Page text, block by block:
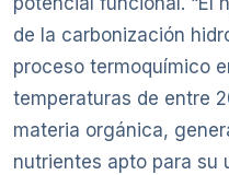
de la carbonización
proceso termoquímico
temperaturas de entre
materia orgánica,
nutrientes apto para su